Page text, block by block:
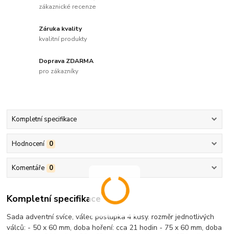
zákaznické recenze
Záruka kvality
kvalitní produkty
Doprava ZDARMA
pro zákazníky
Kompletní specifikace
Hodnocení 0
Komentáře 0
Kompletní specifikace
Sada adventní svíce, válec postupka 4 kusy. rozměr jednotlivých
válců: - 50 x 60 mm, doba hoření: cca 21 hodin - 75 x 60 mm, doba